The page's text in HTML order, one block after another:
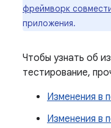
фреймворк
приложения.
Чтобы узнать об
тестирование,
Изменения в
Изменения в